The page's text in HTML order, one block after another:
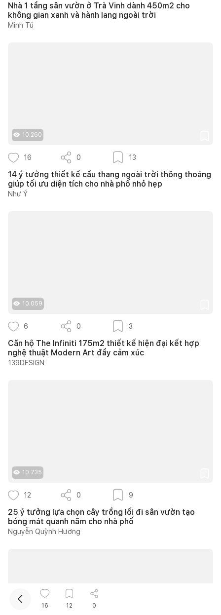
Nhà 1 tầng sân vườn ở Trà Vinh dành 450m2 cho
không gian xanh và hành lang ngoài trời
Minh Tú
10.260
16 0 13
14 ý tưởng thiết kế cầu thang ngoài trời thông thoáng
giúp tối ưu diện tích cho nhà phố nhỏ hẹp
Như Ý
10.059
6 0 3
Căn hộ The Infiniti 175m2 thiết kế hiện đại kết hợp
nghệ thuật Modern Art đầy cảm xúc
139DESIGN
10.735
12 0 9
25 ý tưởng lựa chọn cây trồng lối đi sân vườn tạo
bóng mát quanh năm cho nhà phố
Nguyễn Quỳnh Hương
16 12 0
Kết nối thiết kế, thi công
Mua sắm hoàn thiện nhà